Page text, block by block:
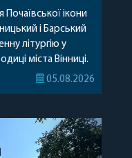
ікони
і Барський
літургію у
міста Вінниці.
підносилися
за воїнів, які
05.08.2026